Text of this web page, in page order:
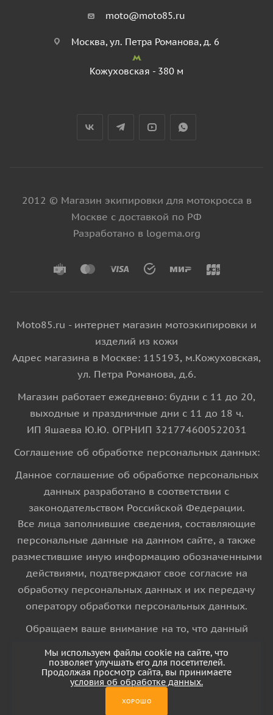
moto@moto85.ru
Москва, ул. Петра Романова, д. 6
Кожуховская - 380 м
2012 © Магазин экипировки для мотокросса в
Москве с доставкой по РФ
Разработано в logema.org
Moto85.ru - интернет магазин мотоэкипировки и
изделий из кожи
Адрес магазина в Москве: 115193, м.Кожуховская,
ул. Петра Романова, д.6.
Магазин работает ежедневно: будни с 11 до 20,
выходные и праздничные дни с 11 до 18 ч.
ИП Яшаева Ю.Ю. ОГРНИП 321774600522031
Соглашение об обработке персональных данных:
Данное соглашение об обработке персональных
данных разработано в соответствии с
законодательством Российской Федерации.
Все лица заполнившие сведения, составляющие
персональные данные на данном сайте, а также
разместившие иную информацию обозначенными
действиями, подтверждают свое согласие на
обработку персональных данных и их передачу
оператору обработки персональных данных.
Обращаем ваше внимание на то, что данный
информационный характер и ни при каких
условиях информационные материалы и цены,
Мы используем файлы cookie на сайте, что
позволяет улучшать его для посетителей.
Продолжая просмотр сайта, вы принимаете
условия об обработке данных.
ХОРОШО